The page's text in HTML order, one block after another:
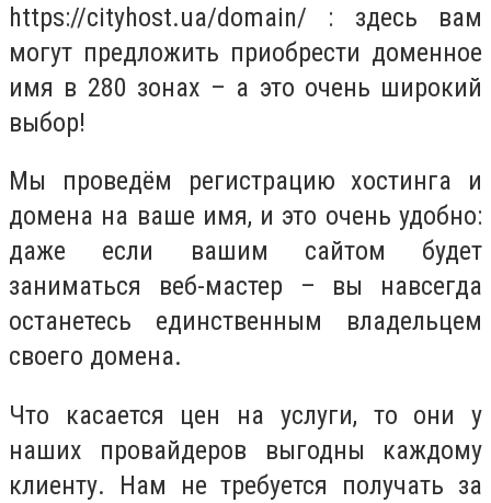
https://cityhost.ua/domain/ : здесь вам
могут предложить приобрести доменное
имя в 280 зонах – а это очень широкий
выбор!
Мы проведём регистрацию хостинга и
домена на ваше имя, и это очень удобно:
даже если вашим сайтом будет
заниматься веб-мастер – вы навсегда
останетесь единственным владельцем
своего домена.
Что касается цен на услуги, то они у
наших провайдеров выгодны каждому
клиенту. Нам не требуется получать за